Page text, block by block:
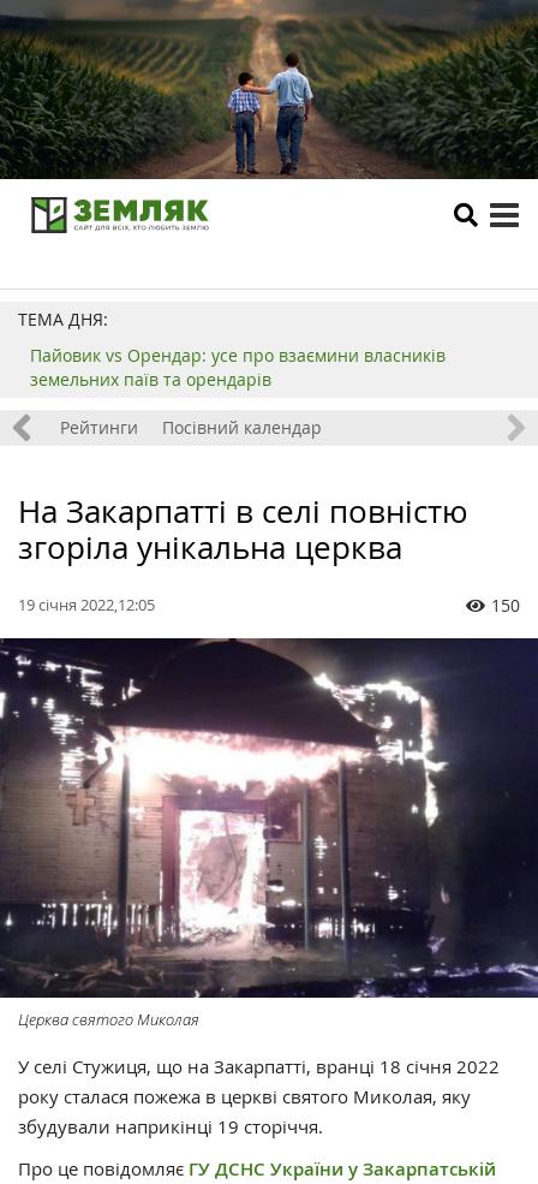
ТЕМА ДНЯ:
Пайовик vs Орендар: усе про взаємини власників
земельних паїв та орендарів
Рейтинги Посівний календар
На Закарпатті в селі повністю
згоріла унікальна церква
19 січня 2022,12:05 150
Церква святого Миколая
У селі Стужиця, що на Закарпатті, вранці 18 січня 2022
року сталася пожежа в церкві святого Миколая, яку
збудували наприкінці 19 сторіччя.
Про це повідомляє ГУ ДСНС України у Закарпатській